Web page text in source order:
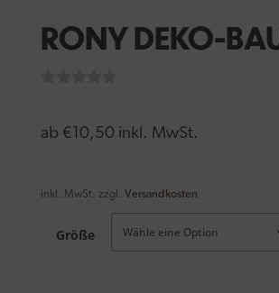
RONY DEKO-
ab € 10,50 inkl. MwSt.
inkl. MwSt. zzgl. Versandkosten
Größe